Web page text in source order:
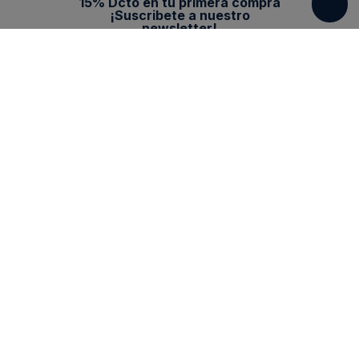
¡Suscribete a nuestro
newsletter!